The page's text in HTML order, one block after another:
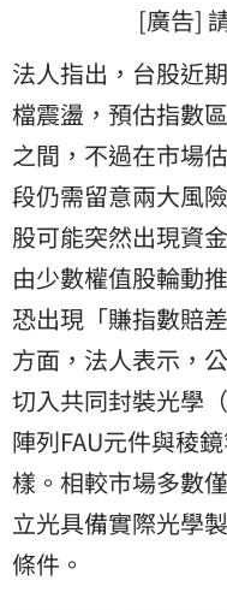
[廣告]
法人指出，台股近
檔震盪，預估指數
之間，不過在市場
段仍需留意兩大風
股可能突然出現資
由少數權值股輪動
恐出現「賺指數賠
方面，法人表示，
切入共同封裝光學
陣列FAU元件與稜
樣。相較市場多數
立光具備實際光學
條件。